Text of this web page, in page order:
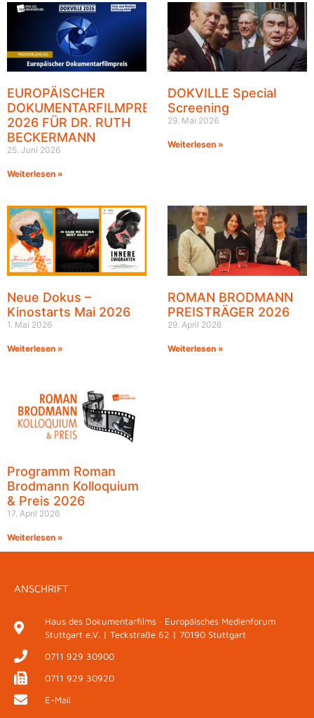
EUROPÄISCHER
DOKUMENTARFILMPREIS
2026 FÜR DR. RUTH
BECKERMANN
25. Juni 2026
Weiterlesen »
DOKVILLE Special
Screening
29. Mai 2026
Weiterlesen »
Neue Dokus –
Kinostarts Mai 2026
1. Mai 2026
Weiterlesen »
ROMAN BRODMANN
PREISTRÄGER 2026
29. April 2026
Weiterlesen »
Programm Roman
Brodmann Kolloquium
& Preis 2026
17. April 2026
Weiterlesen »
ANSCHRIFT
Haus des Dokumentarfilms · Europäisches Medienforum
Stuttgart e.V. | Teckstraße 62 | 70190 Stuttgart
0711 929 30900
0711 929 30920
E-Mail